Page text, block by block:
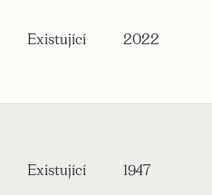
Existující 2022
Existující 1947